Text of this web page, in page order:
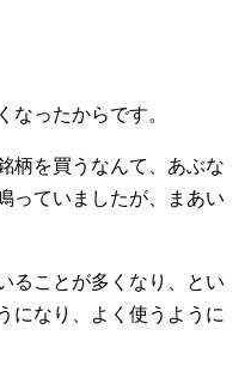
なったからです。
柄を買うなんて、あぶな
っていましたが、まあい
ることが多くなり、とい
になり、よく使うように